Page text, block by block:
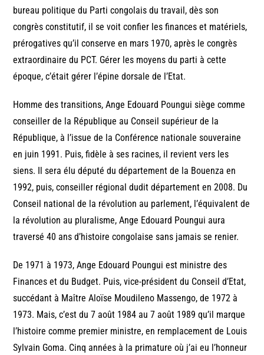
bureau politique du Parti congolais du travail, dès son
congrès constitutif, il se voit confier les finances et matériels,
prérogatives qu’il conserve en mars 1970, après le congrès
extraordinaire du PCT. Gérer les moyens du parti à cette
époque, c’était gérer l’épine dorsale de l’Etat.
Homme des transitions, Ange Edouard Poungui siège comme
conseiller de la République au Conseil supérieur de la
République, à l’issue de la Conférence nationale souveraine
en juin 1991. Puis, fidèle à ses racines, il revient vers les
siens. Il sera élu député du département de la Bouenza en
1992, puis, conseiller régional dudit département en 2008. Du
Conseil national de la révolution au parlement, l’équivalent de
la révolution au pluralisme, Ange Edouard Poungui aura
traversé 40 ans d’histoire congolaise sans jamais se renier.
De 1971 à 1973, Ange Edouard Poungui est ministre des
Finances et du Budget. Puis, vice-président du Conseil d’Etat,
succédant à Maître Aloïse Moudileno Massengo, de 1972 à
1973. Mais, c’est du 7 août 1984 au 7 août 1989 qu’il marque
l’histoire comme premier ministre, en remplacement de Louis
Sylvain Goma. Cinq années à la primature où j’ai eu l’honneur